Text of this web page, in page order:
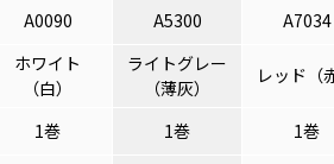
A0090 A5300
A7034
ホワイト
（白）
ライトグレー
（薄灰）
レッド（
1巻 1巻
1巻